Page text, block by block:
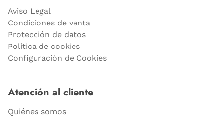
Aviso Legal
Condiciones de venta
Protección de datos
Política de cookies
Configuración de Cookies
Atención al cliente
Quiénes somos